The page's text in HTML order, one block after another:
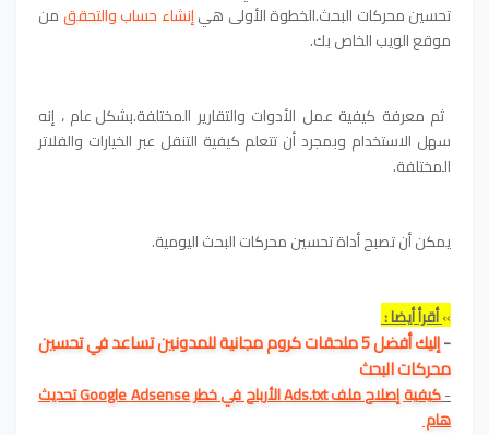
تحسين محركات البحث.الخطوة الأولى هيإنشاء حساب والتحققمن
موقع الويب الخاص بك.
ثم معرفة كيفية عمل الأدوات والتقارير المختلفة.بشكل عام ، إنه
سهل الاستخدام وبمجرد أن تتعلم كيفية التنقل عبر الخيارات والفلاتر
المختلفة.
يمكن أن تصبح أداة تحسين محركات البحث اليومية.
»أقرأ أيضا :
-
إليك أفضل 5 ملحقات كروم مجانية للمدونين تساعد في تحسين
محركات البحث
-
كيفية إصلاح ملف Ads.txt الأرباح في خطر Google Adsense تحديث
هام